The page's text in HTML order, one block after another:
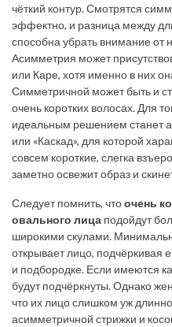
чёткий контур. Смотрятся
эффектно, и разница между
способна убрать внимание от
Асимметрия может
или Каре, хотя именно в них
Симметричной может быть и
очень коротких волосах. Для
идеальным решением станет
или «Каскад», для которой
совсем короткие, слегка
заметно освежит образ и
Следует помнить, чтоочень
овального лица подойдут
широкими скулами.
открывает лицо, подчёркивая
и подбородке. Если имеются
будут подчёркнуты. Однако
что их лицо слишком уж
асимметричной стрижки и